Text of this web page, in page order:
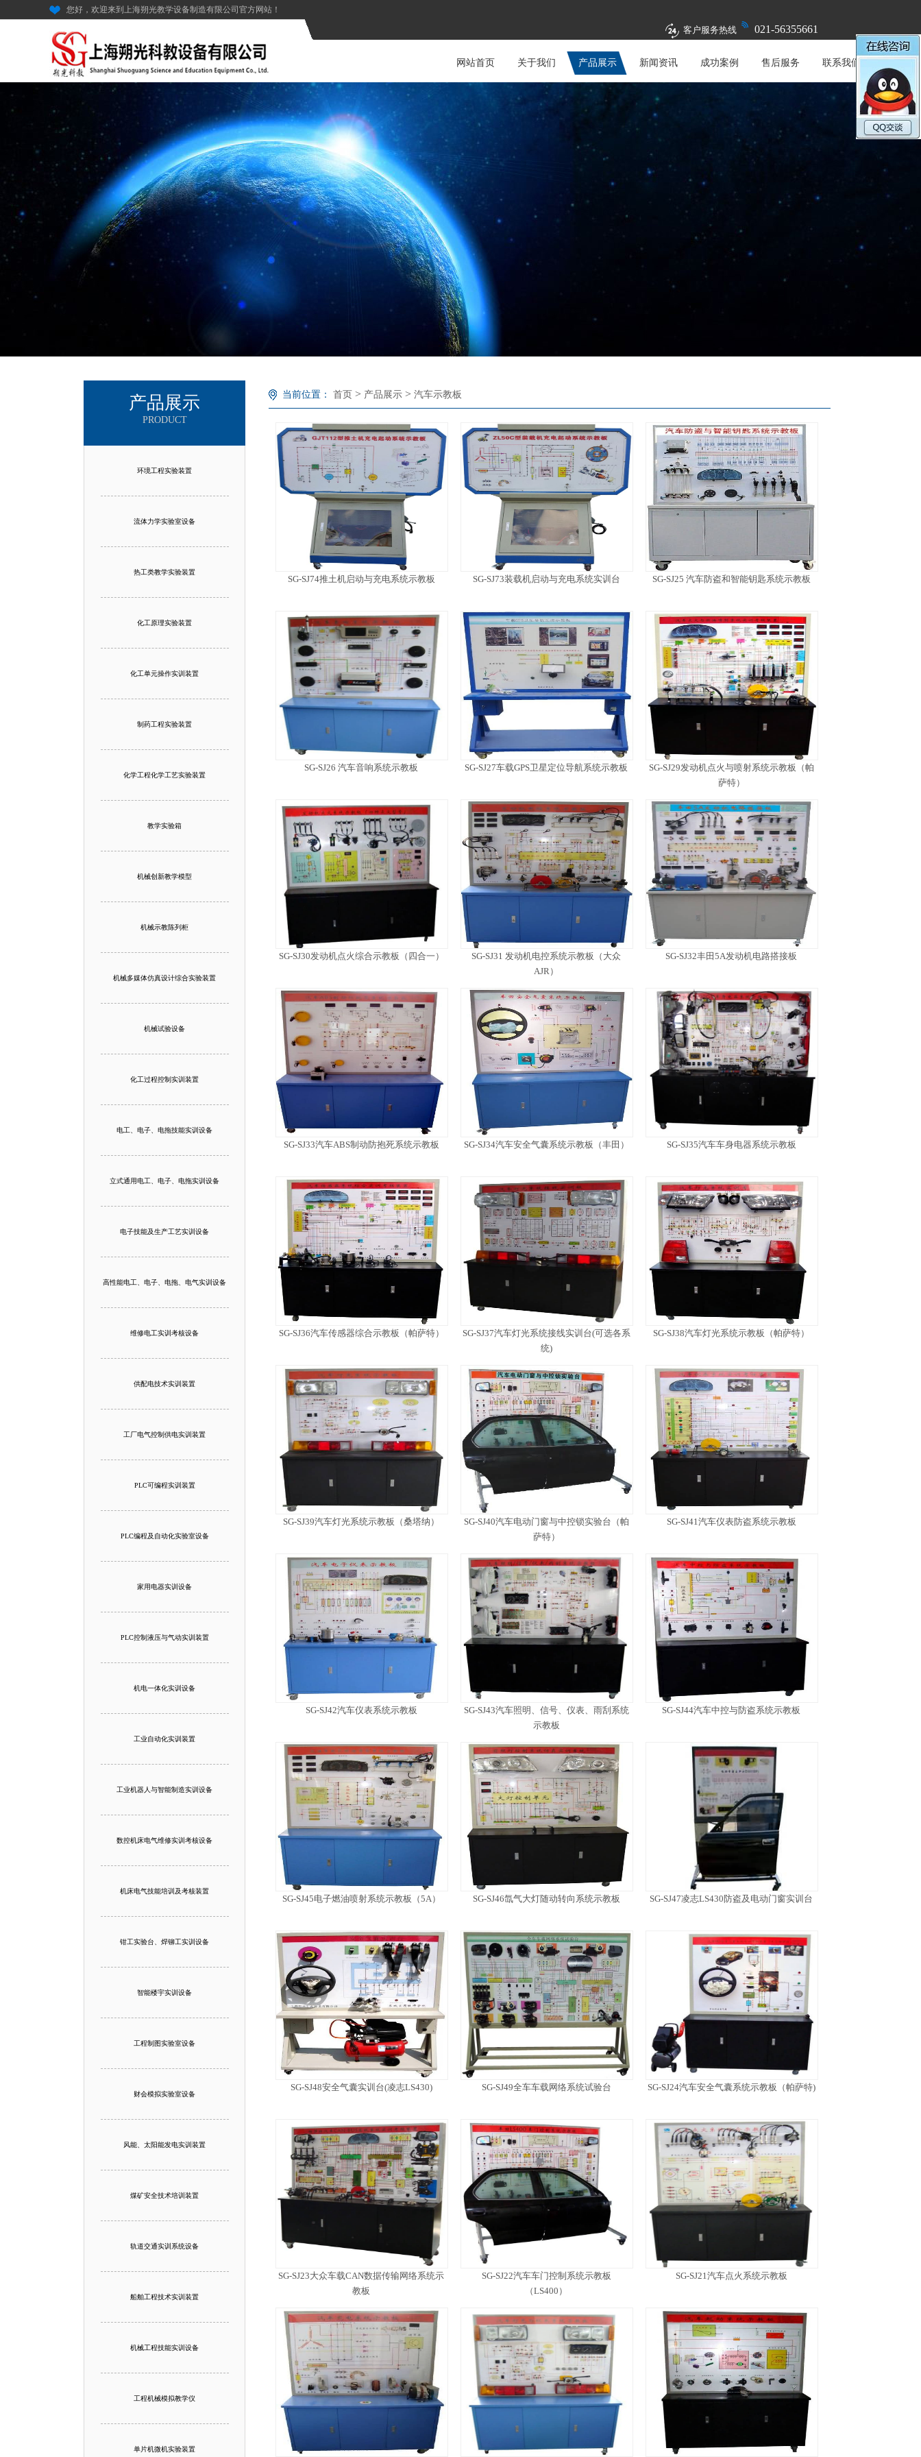
您好，欢迎来到上海朔光教学设备制造有限公司官方网站！
客户服务热线 021-56355661
网站首页 关于我们 产品展示 新闻资讯 成功案例 售后服务 联系我们
产品展示
PRODUCT
环境工程实验装置
流体力学实验室设备
热工类教学实验装置
化工原理实验装置
化工单元操作实训装置
制药工程实验装置
化学工程化学工艺实验装置
教学实验箱
机械创新教学模型
机械示教陈列柜
机械多媒体仿真设计综合实验装置
机械试验设备
化工过程控制实训装置
电工、电子、电拖技能实训设备
立式通用电工、电子、电拖实训设备
电子技能及生产工艺实训设备
高性能电工、电子、电拖、电气实训设备
维修电工实训考核设备
供配电技术实训装置
工厂电气控制供电实训装置
PLC可编程实训装置
PLC编程及自动化实验室设备
家用电器实训设备
PLC控制液压与气动实训装置
机电一体化实训设备
工业自动化实训装置
工业机器人与智能制造实训设备
数控机床电气维修实训考核设备
机床电气技能培训及考核装置
钳工实验台、焊铆工实训设备
智能楼宇实训设备
工程制图实验室设备
财会模拟实验室设备
风能、太阳能发电实训装置
煤矿安全技术培训装置
轨道交通实训系统设备
船舶工程技术实训装置
机械工程技能实训设备
工程机械模拟教学仪
单片机微机实验装置
当前位置： 首页 > 产品展示 > 汽车示教板
SG-SJ74推土机启动与充电系统示教板 SG-SJ73装载机启动与充电系统实训台 SG-SJ25 汽车防盗和智能钥匙系统示教板
SG-SJ26 汽车音响系统示教板 SG-SJ27车载GPS卫星定位导航系统示教板
SG-SJ29发动机点火与喷射系统示教板（帕
萨特）
SG-SJ30发动机点火综合示教板（四合一）
SG-SJ31 发动机电控系统示教板（大众
AJR）
SG-SJ32丰田5A发动机电路搭接板
SG-SJ33汽车ABS制动防抱死系统示教板 SG-SJ34汽车安全气囊系统示教板（丰田） SG-SJ35汽车车身电器系统示教板
SG-SJ36汽车传感器综合示教板（帕萨特）
SG-SJ37汽车灯光系统接线实训台(可选各系
统)
SG-SJ38汽车灯光系统示教板（帕萨特）
SG-SJ39汽车灯光系统示教板（桑塔纳）
SG-SJ40汽车电动门窗与中控锁实验台（帕
萨特）
SG-SJ41汽车仪表防盗系统示教板
SG-SJ42汽车仪表系统示教板
SG-SJ43汽车照明、信号、仪表、雨刮系统
示教板
SG-SJ44汽车中控与防盗系统示教板
SG-SJ45电子燃油喷射系统示教板（5A） SG-SJ46氙气大灯随动转向系统示教板 SG-SJ47凌志LS430防盗及电动门窗实训台
SG-SJ48安全气囊实训台(凌志LS430) SG-SJ49全车车载网络系统试验台 SG-SJ24汽车安全气囊系统示教板（帕萨特)
SG-SJ23大众车载CAN数据传输网络系统示
教板
SG-SJ22汽车车门控制系统示教板
（LS400）
SG-SJ21汽车点火系统示教板